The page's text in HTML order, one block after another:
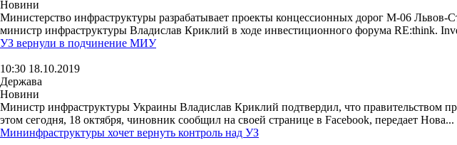
Новини
Министерство инфраструктуры разрабатывает проекты концессионных дорог M-06
министр инфраструктуры Владислав Криклий в ходе инвестиционного форума RE:think.
УЗ вернули в подчинение МИУ
10:30 18.10.2019
Держава
Новини
Министр инфраструктуры Украины Владислав Криклий подтвердил, что
этом сегодня, 18 октября, чиновник сообщил на своей странице в Facebook, передает Нова...
Мининфраструктуры хочет вернуть контроль над УЗ